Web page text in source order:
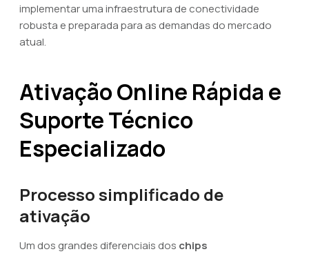
implementar uma infraestrutura de conectividade
robusta e preparada para as demandas do mercado
atual.
Ativação Online Rápida e
Suporte Técnico
Especializado
Processo simplificado de
ativação
Um dos grandes diferenciais dos chips